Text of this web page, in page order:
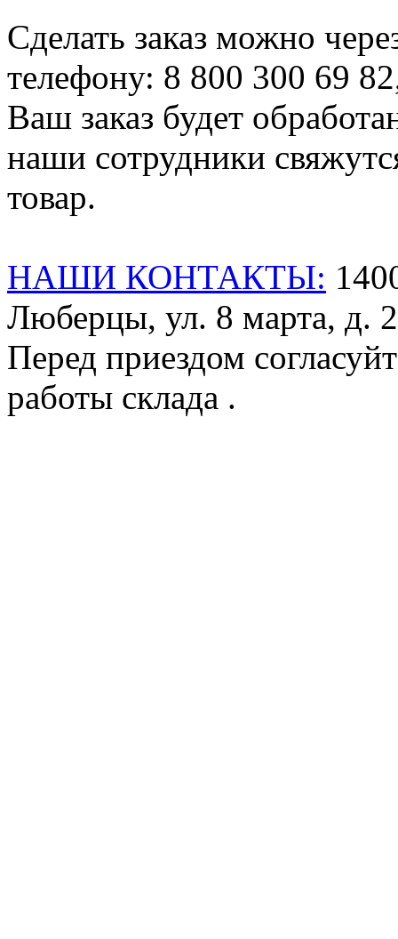
Сделать заказ можно
телефону: 8 800 300 69
Ваш заказ будет
наши сотрудники
товар.
НАШИ КОНТАКТЫ:
Люберцы, ул. 8 марта, д.
Перед приездом
работы склада .